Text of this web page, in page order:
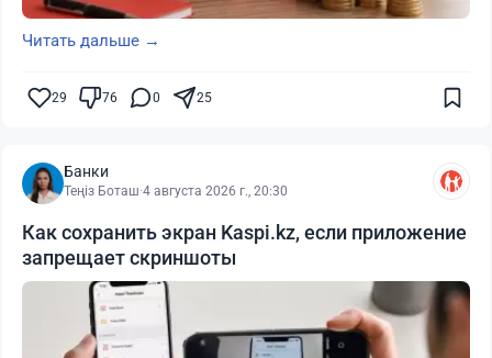
Читать дальше →
29 76 0 25
Банки
Теңіз Боташ·4 августа 2026 г., 20:30
Как сохранить экран Kaspi.kz, если приложение
запрещает скриншоты